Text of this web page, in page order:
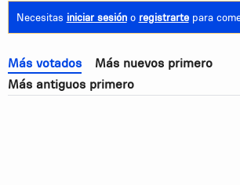
Necesitas iniciar sesióno registrartepara
Más votados
Más nuevos primero
Más antiguos primero